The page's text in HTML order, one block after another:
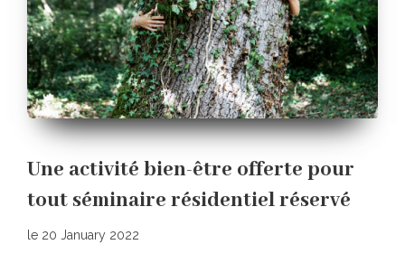
Une activité bien-être offerte pour
tout séminaire résidentiel réservé
le 20 January 2022